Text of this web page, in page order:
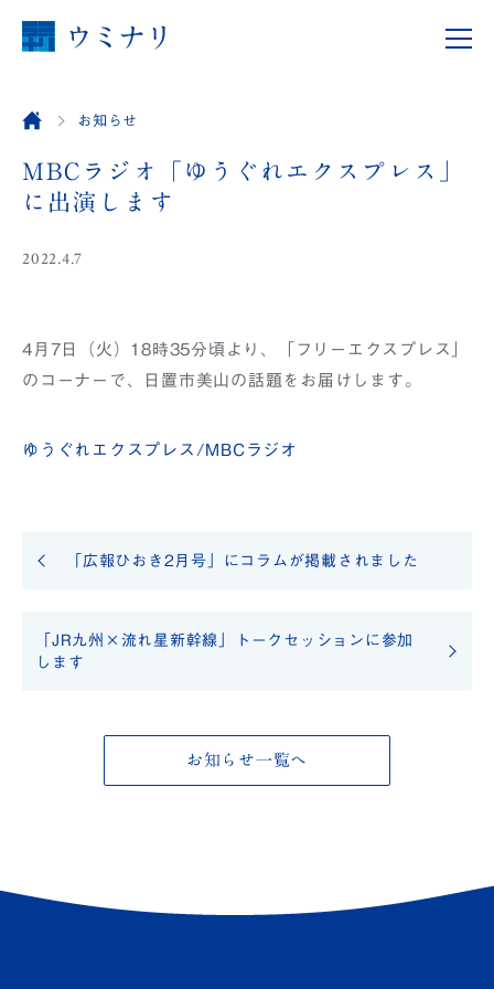
お知らせ
MBCラジオ「ゆうぐれエクスプレス」
に出演します
2022.4.7
4月7日（火）18時35分頃より、「フリーエクスプレス」
のコーナーで、日置市美山の話題をお届けします。
ゆうぐれエクスプレス/MBCラジオ
「広報ひおき2月号」にコラムが掲載されました
「JR九州×流れ星新幹線」トークセッションに参加
します
お知らせ一覧へ